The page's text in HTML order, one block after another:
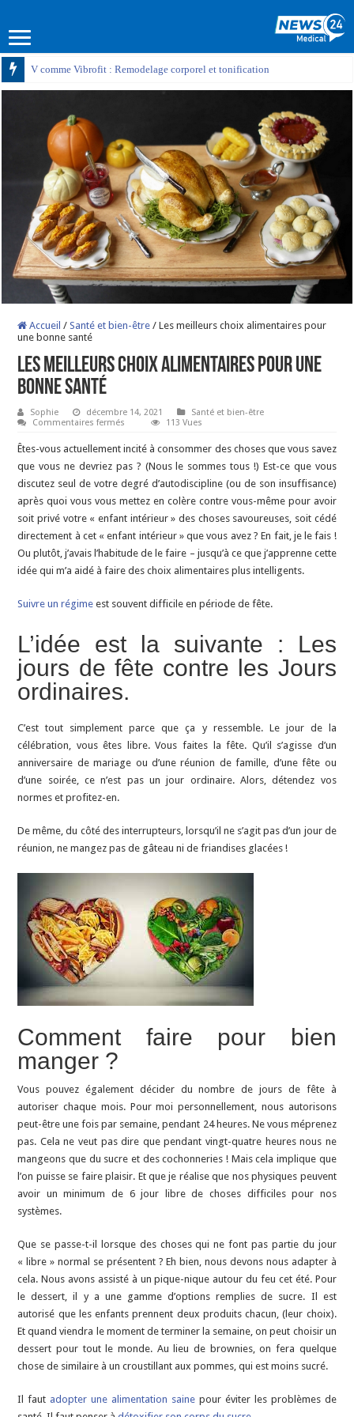
V comme Vibrofit : Remodelage corporel et tonification
Accueil / Santé et bien-être / Les meilleurs choix alimentaires pour
une bonne santé
Les meilleurs choix alimentaires pour une
bonne santé
Sophie décembre 14, 2021
Santé et bien-être
Commentaires fermés
meilleurs
choix
alimentaires
une
santé
113 Vues
Êtes-vous actuellement incité à consommer des choses que vous savez
que vous ne devriez pas ? (Nous le sommes tous !) Est-ce que vous
discutez seul de votre degré d’autodiscipline (ou de son insuffisance)
après quoi vous vous mettez en colère contre vous-même pour avoir
soit privé votre « enfant intérieur » des choses savoureuses, soit cédé
directement à cet « enfant intérieur » que vous avez ? En fait, je le fais !
Ou plutôt, j’avais l’habitude de le faire – jusqu’à ce que j’apprenne cette
idée qui m’a aidé à faire des choix alimentaires plus intelligents.
Suivre un régime est souvent difficile en période de fête.
L’idée est la suivante : Les
jours de fête contre les Jours
ordinaires.
C’est tout simplement parce que ça y ressemble. Le jour de la
célébration, vous êtes libre. Vous faites la fête. Qu’il s’agisse d’un
anniversaire de mariage ou d’une réunion de famille, d’une fête ou
d’une soirée, ce n’est pas un jour ordinaire. Alors, détendez vos
normes et profitez-en.
De même, du côté des interrupteurs, lorsqu’il ne s’agit pas d’un jour de
réunion, ne mangez pas de gâteau ni de friandises glacées !
Comment faire pour bien
manger ?
Vous pouvez également décider du nombre de jours de fête à
autoriser chaque mois. Pour moi personnellement, nous autorisons
peut-être une fois par semaine, pendant 24 heures. Ne vous méprenez
pas. Cela ne veut pas dire que pendant vingt-quatre heures nous ne
mangeons que du sucre et des cochonneries ! Mais cela implique que
l’on puisse se faire plaisir. Et que je réalise que nos physiques peuvent
avoir un minimum de 6 jour libre de choses difficiles pour nos
systèmes.
Que se passe-t-il lorsque des choses qui ne font pas partie du jour
« libre » normal se présentent ? Eh bien, nous devons nous adapter à
cela. Nous avons assisté à un pique-nique autour du feu cet été. Pour
le dessert, il y a une gamme d’options remplies de sucre. Il est
autorisé que les enfants prennent deux produits chacun, (leur choix).
Et quand viendra le moment de terminer la semaine, on peut choisir un
dessert pour tout le monde. Au lieu de brownies, on fera quelque
chose de similaire à un croustillant aux pommes, qui est moins sucré.
Il faut adopter une alimentation saine pour éviter les problèmes de